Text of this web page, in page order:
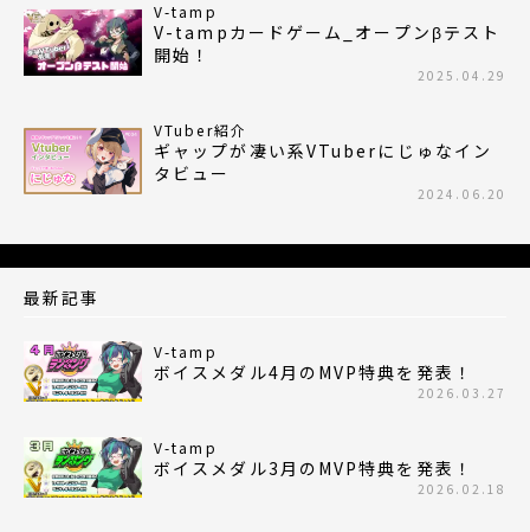
V-tamp
V-tampカードゲーム_オープンβテスト
開始！
2025.04.29
VTuber紹介
ギャップが凄い系VTuberにじゅなイン
タビュー
2024.06.20
最新記事
V-tamp
ボイスメダル4月のMVP特典を発表！
2026.03.27
V-tamp
ボイスメダル3月のMVP特典を発表！
2026.02.18